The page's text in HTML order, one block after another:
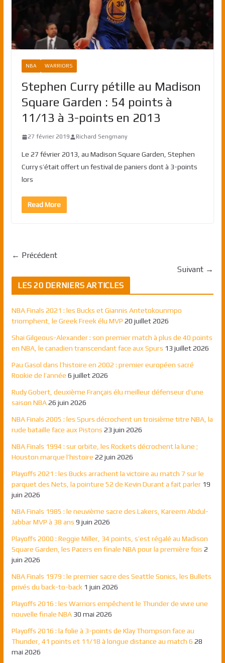
NBA WARRIORS
Stephen Curry pétille au Madison
Square Garden : 54 points à
11/13 à 3-points en 2013
27 février 2019 Richard Sengmany
Le 27 février 2013, au Madison Square Garden, Stephen
Curry s’était offert un festival de paniers dont à 3-points
lors
Read More
← Précédent
Suivant →
LES 20 DERNIERS ARTICLES
NBA Finals 2021 : les Bucks et Giannis Antetokounmpo
triomphent, le Greek Freek élu MVP 20 juillet 2026
Shai Gilgeous-Alexander : son premier match à plus de 40 points
en NBA, le canadien transcendant face aux Spurs 13 juillet 2026
Pau Gasol dans l’histoire en 2002 : premier européen sacré
Rookie de l’année 6 juillet 2026
Rudy Gobert, deuxième Français élu meilleur défenseur d’une
saison NBA 26 juin 2026
NBA Finals 2005 : les Spurs décrochent un troisième titre NBA, la
rude bataille face aux Pistons 23 juin 2026
NBA Finals 1994 : sur orbite, les Rockets décrochent la lune ;
Houston marque l’histoire 22 juin 2026
Playoffs 2021 : les Bucks arrachent la victoire au match 7 sur le
parquet des Nets, la pointure 52 de Kevin Durant a fait parler 19
juin 2026
NBA Finals 1985 : le neuvième sacre des Lakers, Kareem Abdul-
Jabbar MVP à 38 ans 9 juin 2026
Playoffs 2000 : Reggie Miller, 34 points, s’est régalé au Madison
Square Garden, les Pacers en finale NBA pour la première fois 2
juin 2026
NBA Finals 1979 : le premier sacre des Seattle Sonics, les Bullets
privés du back-to-back 1 juin 2026
Playoffs 2016 : les Warriors empêchent le Thunder de vivre une
nouvelle finale NBA 30 mai 2026
Playoffs 2016 : la folie à 3-points de Klay Thompson face au
Thunder, 41 points et 11/18 à longue distance au match 6 28
mai 2026